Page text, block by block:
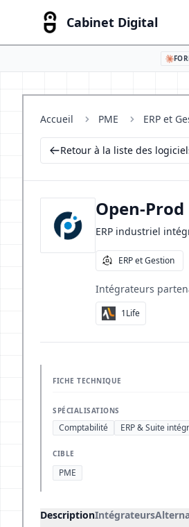
Cabinet Digital
Accueil PME ERP et
Retour à la liste des
Open-Prod
ERP industriel
ERP et Gestion
Intégrateurs
1Life
FICHE TECHNIQUE
SPÉCIALISATIONS
Comptabilité ERP & Suite
CIBLE
PME
DescriptionIntégrateurs